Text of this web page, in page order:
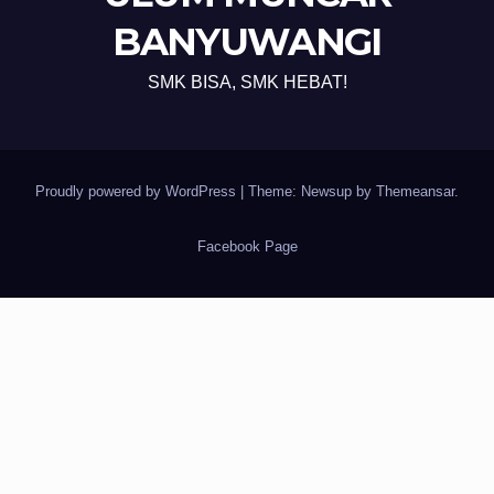
BANYUWANGI
SMK BISA, SMK HEBAT!
Proudly powered by WordPress Theme: Newsup by Themeansar.
Facebook Page